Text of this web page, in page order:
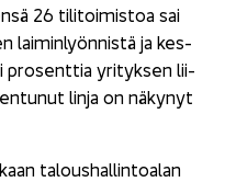
26 ti­li­toi­mis­toa sai
lai­min­lyön­nis­tä ja kes­
pro­sent­tia yri­tyk­sen lii­
linja on nä­ky­nyt
ta­lous­hal­lin­toa­lan